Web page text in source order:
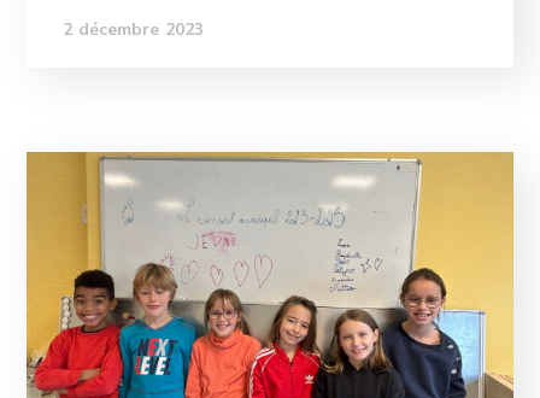
2 décembre 2023